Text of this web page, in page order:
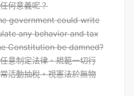
何意義呢？
government could write
any behavior and tax
Constitution be damned?
意制定法律、規範一切行
活動抽稅，視憲法於無物